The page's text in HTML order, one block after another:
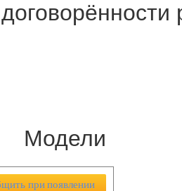
Модели
при появлении